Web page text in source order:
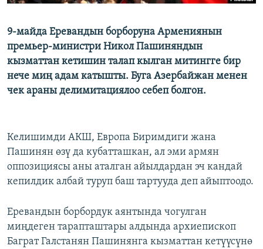
9-майда Еревандын борборуна Армениянын
премьер-министри Никол Пашиняндын
кызматтан кетишин талап кылган митингге бир
нече миң адам катышты. Буга Азербайжан менен
чек араны делимитациялоо себеп болгон.
Келишимди АКШ, Европа Биримдиги жана
Пашинян өзү да кубатташкан, ал эми армян
оппозициясы аны аталган айылдардан эч кандай
кепилдик албай туруп баш тартууда деп айыптоодо.
Еревандын борбордук аянтында чогулган
миңдеген тарапташтары алдында архиепископ
Баграт Галстанян Пашинянга кызматтан кетүүсүнө